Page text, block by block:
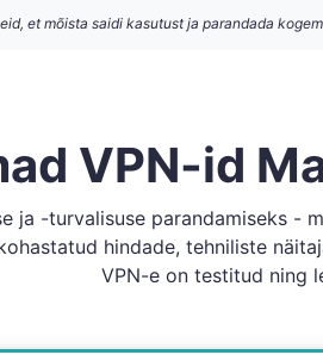
et mõista saidi kasutust ja parandada
VPN-id
ja -turvalisuse parandamiseks
hindade, tehniliste
VPN-e on testitud ning